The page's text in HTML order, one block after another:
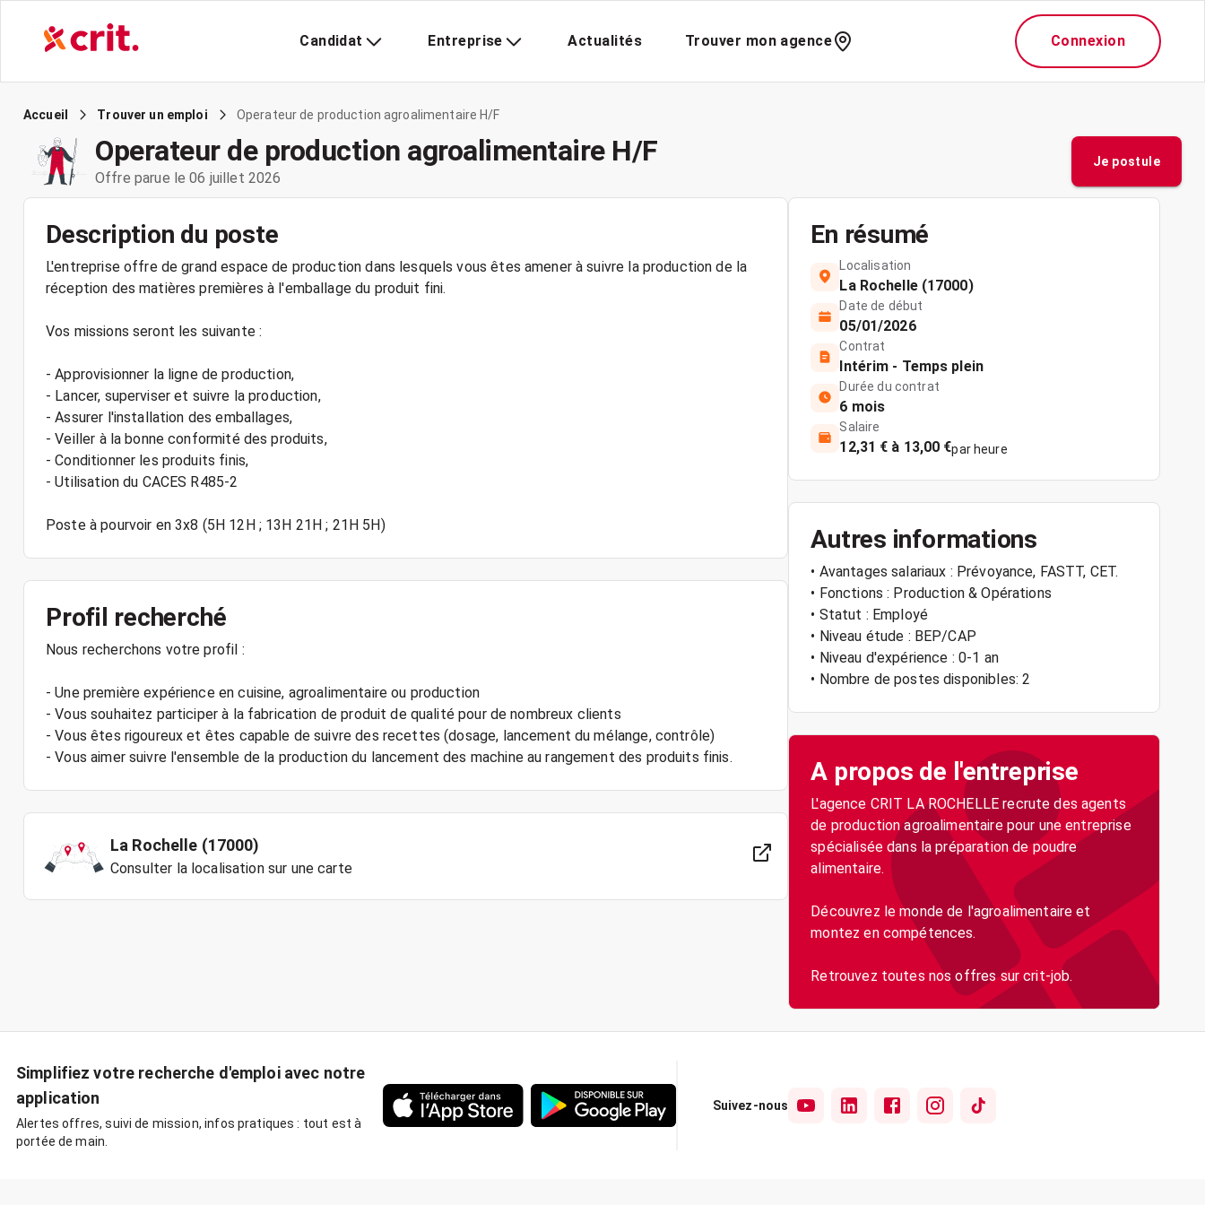
Candidat Entreprise Actualités Trouver mon agence Connexion
Accueil Trouver un emploi Operateur de production agroalimentaire H/F
Operateur de production agroalimentaire H/F
Offre parue le 06 juillet 2026
Je postule
Description du poste
L'entreprise offre de grand espace de production dans lesquels vous êtes amener à suivre la production de la
réception des matières premières à l'emballage du produit fini.
Vos missions seront les suivante :
- Approvisionner la ligne de production,
- Lancer, superviser et suivre la production,
- Assurer l'installation des emballages,
- Veiller à la bonne conformité des produits,
- Conditionner les produits finis,
- Utilisation du CACES R485-2
Poste à pourvoir en 3x8 (5H 12H ; 13H 21H ; 21H 5H)
Profil recherché
Nous recherchons votre profil :
- Une première expérience en cuisine, agroalimentaire ou production
- Vous souhaitez participer à la fabrication de produit de qualité pour de nombreux clients
- Vous êtes rigoureux et êtes capable de suivre des recettes (dosage, lancement du mélange, contrôle)
- Vous aimer suivre l'ensemble de la production du lancement des machine au rangement des produits finis.
La Rochelle (17000)
Consulter la localisation sur une carte
En résumé
Localisation
La Rochelle (17000)
Date de début
05/01/2026
Contrat
Intérim - Temps plein
Durée du contrat
6 mois
Salaire
12,31 € à 13,00 €par heure
Autres informations
• Avantages salariaux : Prévoyance, FASTT, CET.
• Fonctions : Production & Opérations
• Statut : Employé
• Niveau étude : BEP/CAP
• Niveau d'expérience : 0-1 an
• Nombre de postes disponibles: 2
A propos de l'entreprise
L'agence CRIT LA ROCHELLE recrute des agents
de production agroalimentaire pour une entreprise
spécialisée dans la préparation de poudre
alimentaire.
Découvrez le monde de l'agroalimentaire et
montez en compétences.
Retrouvez toutes nos offres sur crit-job.
Simplifiez votre recherche d'emploi avec notre
application
Alertes offres, suivi de mission, infos pratiques : tout est à
portée de main.
Suivez-nous